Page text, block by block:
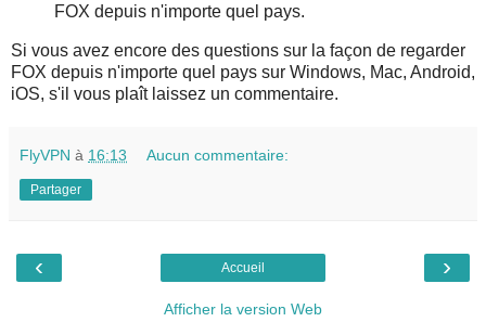
FOX depuis n'importe quel pays.
Si vous avez encore des questions sur la façon de regarder
FOX depuis n'importe quel pays sur Windows, Mac, Android,
iOS, s'il vous plaît laissez un commentaire.
FlyVPN à 16:13 Aucun commentaire:
Partager
‹ ›
Accueil
Afficher la version Web